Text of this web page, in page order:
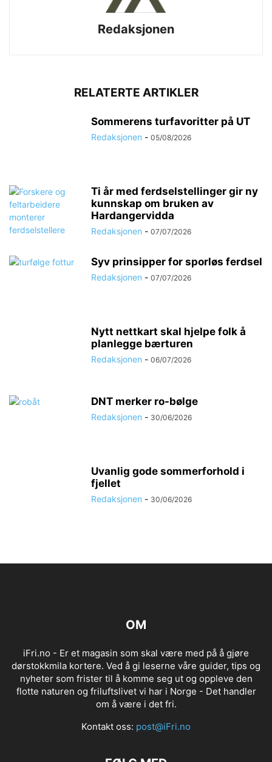
Redaksjonen
RELATERTE ARTIKLER
Sommerens turfavoritter på UT
Redaksjonen - 05/08/2026
Ti år med ferdselstellinger gir ny
kunnskap om bruken av
Hardangervidda
Redaksjonen - 07/07/2026
Syv prinsipper for sporløs ferdsel
Redaksjonen - 07/07/2026
Nytt nettkart skal hjelpe folk å
planlegge bærturen
Redaksjonen - 06/07/2026
DNT merker ro-bølge
Redaksjonen - 30/06/2026
Uvanlig gode sommerforhold i
fjellet
Redaksjonen - 30/06/2026
OM
iFri.no - Er et magasin som skal være med på å gjøre
dørstokkmila kortere. Ved å gi leserne våre guider, tips og
nyheter som frister til å komme seg ut og oppleve den
flotte naturen og friluftslivet vi har i Norge - Det handler
om å være i det fri.
Kontakt oss: post@iFri.no